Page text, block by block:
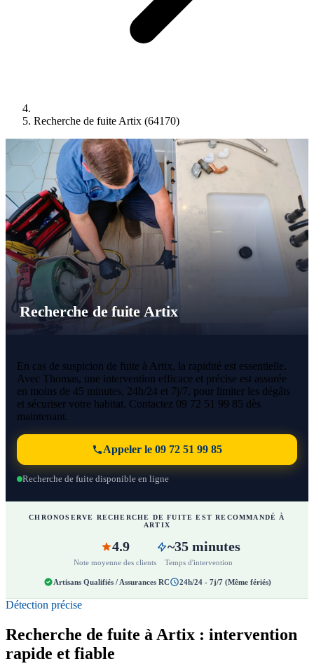
Recherche de fuite Artix (64170)
Recherche de fuite Artix
En cas de suspicion de fuite à Artix, la rapidité est essentielle.
Avec Thomas, une intervention efficace et précise est assurée
en moins de 45 minutes, 24h/24 et 7j/7, pour limiter les dégâts
et sécuriser votre habitat. Contactez 09 72 51 99 85 dès
maintenant.
Appeler le 09 72 51 99 85
Recherche de fuite disponible en ligne
CHRONOSERVE RECHERCHE DE FUITE EST RECOMMANDÉ À
ARTIX
4.9
Note moyenne des clients
~35 minutes
Temps d'intervention
Artisans Qualifiés / Assurances RC 24h/24 - 7j/7 (Même fériés)
Détection précise
Recherche de fuite à Artix : intervention
rapide et fiable